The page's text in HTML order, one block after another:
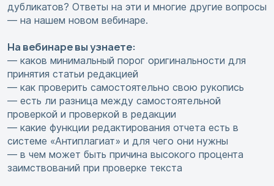
дубликатов? Ответы на эти и многие другие вопросы
— на нашем новом вебинаре.
На вебинаре вы узнаете:
— каков минимальный порог оригинальности для
принятия статьи редакцией
— как проверить самостоятельно свою рукопись
— есть ли разница между самостоятельной
проверкой и проверкой в редакции
— какие функции редактирования отчета есть в
системе «Антиплагиат» и для чего они нужны
— в чем может быть причина высокого процента
заимствований при проверке текста